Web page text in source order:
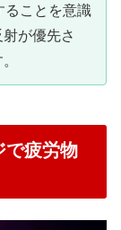
ることを意識
が優先さ
で疲労物